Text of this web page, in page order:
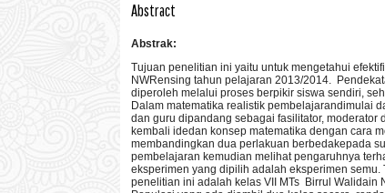
Abstract
Abstrak:
Tujuan penelitian ini yaitu untuk mengetahui
NWRensing tahun pelajaran 2013/2014.
diperoleh melalui proses berpikir siswa sendiri,
Dalam matematika realistik pembelajarandimulai
dan guru dipandang sebagai fasilitator,
kembali idedan konsep matematika dengan cara
membandingkan dua perlakuan berbedakepada
pembelajaran kemudian melihat pengaruhnya
eksperimen yang dipilih adalah eksperimen
penelitian ini adalah kelas VII MTs Birrul Walidain